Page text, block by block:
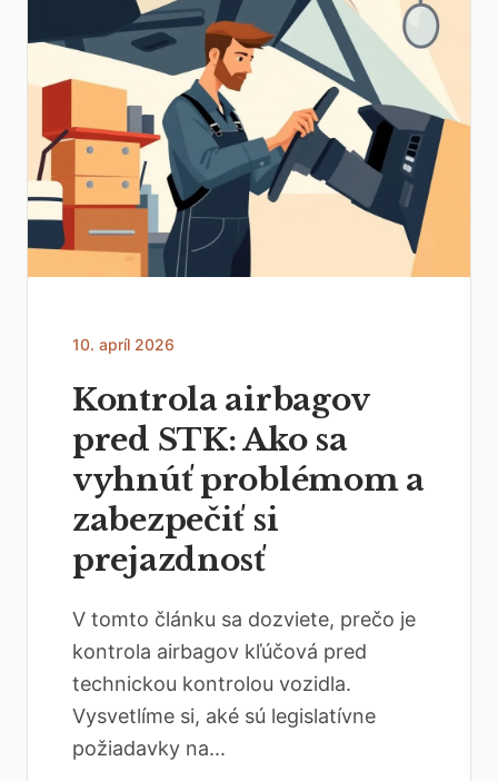
10. apríl 2026
Kontrola airbagov
pred STK: Ako sa
vyhnúť problémom a
zabezpečiť si
prejazdnosť
V tomto článku sa dozviete, prečo je
kontrola airbagov kľúčová pred
technickou kontrolou vozidla.
Vysvetlíme si, aké sú legislatívne
požiadavky na...